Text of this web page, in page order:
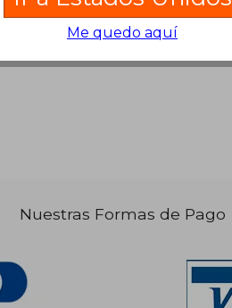
Nuestras Formas de Pago
Me quedo aquí